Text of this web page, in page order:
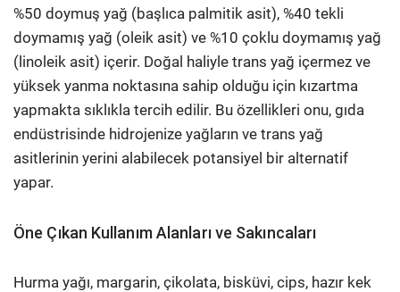
%50 doymuş yağ (başlıca palmitik asit), %40 tekli
doymamış yağ (oleik asit) ve %10 çoklu doymamış yağ
(linoleik asit) içerir. Doğal haliyle trans yağ içermez ve
yüksek yanma noktasına sahip olduğu için kızartma
yapmakta sıklıkla tercih edilir. Bu özellikleri onu, gıda
endüstrisinde hidrojenize yağların ve trans yağ
asitlerinin yerini alabilecek potansiyel bir alternatif
yapar.
Öne Çıkan Kullanım Alanları ve Sakıncaları
Hurma yağı, margarin, çikolata, bisküvi, cips, hazır kek